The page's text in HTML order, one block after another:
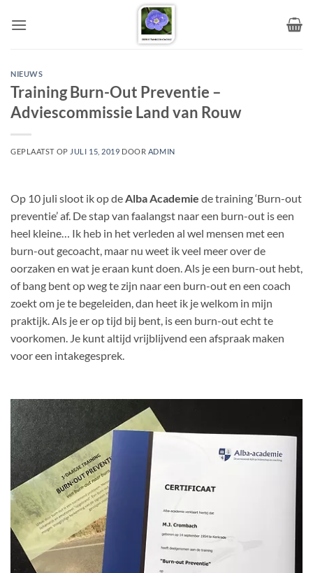
naar
NIEUWS
Training Burn-Out Preventie –
Adviescommissie Land van Rouw
GEPLAATST OP JULI 15, 2019 DOOR ADMIN
Op 10 juli sloot ik op de Alba Academie de training ‘Burn-out
preventie’ af. De stap van faalangst naar een burn-out is een
heel kleine… Ik heb in het verleden al wel mensen met een
burn-out gecoacht, maar nu weet ik veel meer over de
oorzaken en wat je eraan kunt doen. Als je een burn-out hebt,
of bang bent op weg te zijn naar een burn-out en een coach
zoekt om je te begeleiden, dan heet ik je welkom in mijn
praktijk. Als je er op tijd bij bent, is een burn-out echt te
voorkomen. Je kunt altijd vrijblijvend een afspraak maken
voor een intakegesprek.